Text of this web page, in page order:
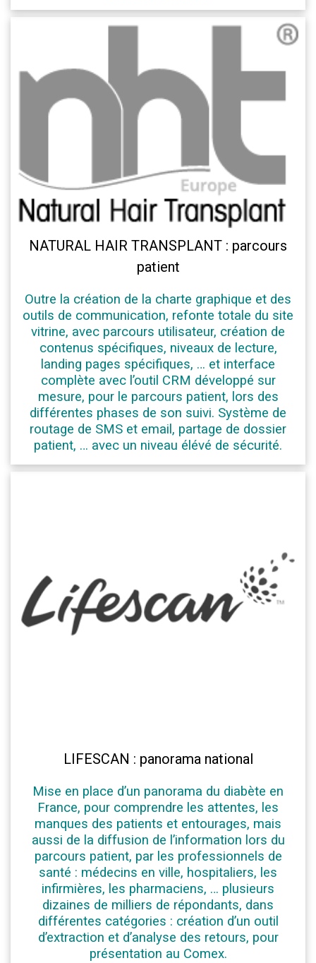
NATURAL HAIR TRANSPLANT : parcours
patient
Outre la création de la charte graphique et des
outils de communication, refonte totale du site
vitrine, avec parcours utilisateur, création de
contenus spécifiques, niveaux de lecture,
landing pages spécifiques, … et interface
complète avec l’outil CRM développé sur
mesure, pour le parcours patient, lors des
différentes phases de son suivi. Système de
routage de SMS et email, partage de dossier
patient, … avec un niveau élévé de sécurité.
LIFESCAN : panorama national
Mise en place d’un panorama du diabète en
France, pour comprendre les attentes, les
manques des patients et entourages, mais
aussi de la diffusion de l’information lors du
parcours patient, par les professionnels de
santé : médecins en ville, hospitaliers, les
infirmières, les pharmaciens, … plusieurs
dizaines de milliers de répondants, dans
différentes catégories : création d’un outil
d’extraction et d’analyse des retours, pour
présentation au Comex.